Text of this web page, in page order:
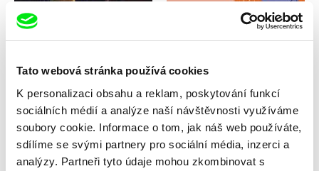
Tato webová stránka používá cookies
K personalizaci obsahu a reklam, poskytování funkcí
sociálních médií a analýze naší návštěvnosti využíváme
soubory cookie. Informace o tom, jak náš web používáte,
sdílíme se svými partnery pro sociální média, inzerci a
analýzy. Partneři tyto údaje mohou zkombinovat s
Kryštof Zvolánek